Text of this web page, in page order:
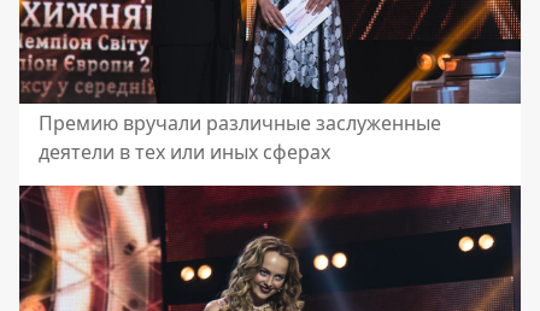
Премию вручали различные заслуженные
деятели в тех или иных сферах